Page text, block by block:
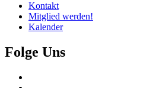
Kontakt
Mitglied werden!
Kalender
Folge Uns